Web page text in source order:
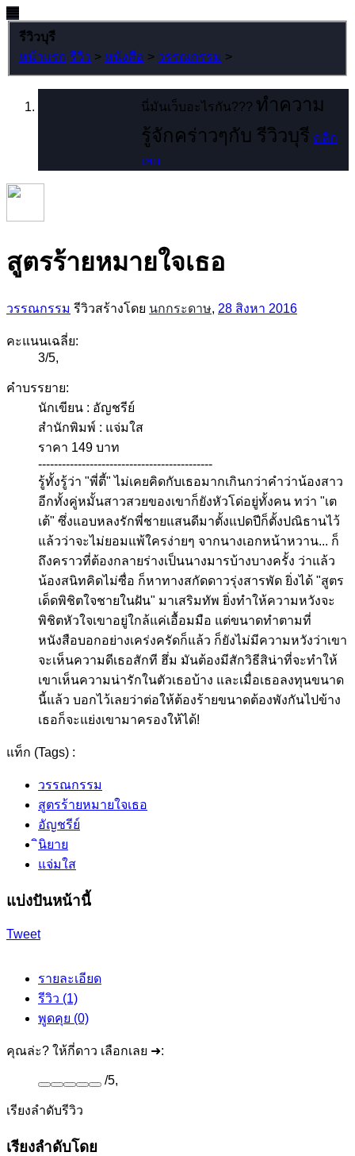
รีวิวบุรี
หน้าแรก รีวิว > หนังสือ > วรรณกรรม >
นี่มันเว็บอะไรกัน??? ทำความ
รู้จักคร่าวๆกับ รีวิวบุรี คลิก
เลย
สูตรร้ายหมายใจเธอ
วรรณกรรม รีวิวสร้างโดย นกกระดาษ, 28 สิงหา 2016
คะแนนเฉลี่ย:
3/5,
คำบรรยาย:
นักเขียน : อัญชรีย์
สำนักพิมพ์ : แจ่มใส
ราคา 149 บาท
--------------------------------------------
รู้ทั้งรู้ว่า "พี่ตี้" ไม่เคยคิดกับเธอมากเกินกว่าคำว่าน้องสาว
อีกทั้งคู่หมั้นสาวสวยของเขาก็ยังหัวโด่อยู่ทั้งคน ทว่า "เต
เต้" ซึ่งแอบหลงรักพี่ชายแสนดีมาตั้งแปดปีก็ตั้งปณิธานไว้
แล้วว่าจะไม่ยอมแพ้ใครง่ายๆ จากนางเอกหน้าหวาน... ก็
ถึงคราวที่ต้องกลายร่างเป็นนางมารบ้างบางครั้ง ว่าแล้ว
น้องสนิทคิดไม่ซื่อ ก็หาทางสกัดดาวรุ่งสารพัด ยิ่งได้ "สูตร
เด็ดพิชิตใจชายในฝัน" มาเสริมทัพ ยิ่งทำให้ความหวังจะ
พิชิตหัวใจเขาอยู่ใกล้แค่เอื้อมมือ แต่ขนาดทำตามที่
หนังสือบอกอย่างเคร่งครัดก็แล้ว ก็ยังไม่มีความหวังว่าเขา
จะเห็นความดีเธอสักที ฮึ่ม มันต้องมีสักวิธีสิน่าที่จะทำให้
เขาเห็นความน่ารักในตัวเธอบ้าง และเมื่อเธอลงทุนขนาด
นี้แล้ว บอกไว้เลยว่าต่อให้ต้องร้ายขนาดต้องพังกันไปข้าง
เธอก็จะแย่งเขามาครองให้ได้!
แท็ก (Tags) :
วรรณกรรม
สูตรร้ายหมายใจเธอ
อัญชรีย์
ินิยาย
แจ่มใส
แบ่งปันหน้านี้
Tweet
รายละเอียด
รีวิว (1)
พูดคุย (0)
คุณล่ะ? ให้กี่ดาว เลือกเลย ➜:
/5,
เรียงลำดับรีวิว
เรียงลำดับโดย